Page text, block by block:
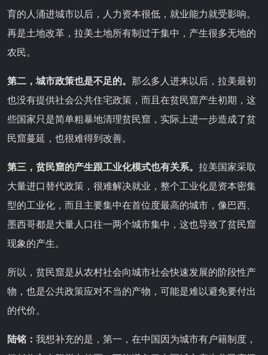
育的人涌进城市以后，人力资本很低，就业能力就受影响。
再是土地改革，拉美土地所有制过于集中，产生很多无地的
农民。
第二，城市政策也是不足的。 那么多人进来以后，拉美最初
也没有提供社会公共住宅政策，而且在贫民窟产生初期，这
些国家只是简单粗暴地清理贫民窟，实际上进一步造成了贫
民窟蔓延，也很难得到改善。
第三，贫民窟的产生跟工业化模式也有关系。 拉美国家采取
大量进口替代政策，很难解决就业，整个工业化是资本密集
型的工业化，而且主要集中在首位度最高的城市，像巴西、
墨西哥都是大量人口往一两个城市集中，这也导致了贫民窟
现象的产生。
所以，贫民窟是从农村社会向城市社会快速发展的阶段性产
物，也是公共政策应对不当的产物，可能是难以避免要付出
的代价。
陆铭： 我想补充的是，第一，在中国因为城市有户籍制度，